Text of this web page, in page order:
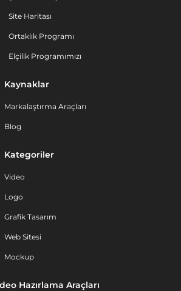
Site Haritası
Ortaklık Programı
Elçilik Programımızı
Kaynaklar
Markalaştırma Araçları
Blog
Kategoriler
Video
Logo
Grafik Tasarım
Web Sitesi
Mockup
Hazırlama Araçları